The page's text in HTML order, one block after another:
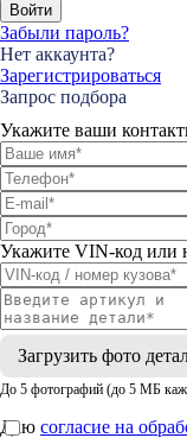
Войти
Забыли пароль?
Нет аккаунта?
Зарегистрироваться
Запрос подбора
Укажите ваши
Укажите VIN-код или
Загрузить фото
До 5 фотографий (до 5 МБ
Даю согласие на